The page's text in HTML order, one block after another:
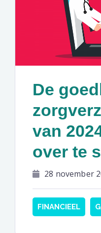
De
van
over te
28 november
FINANCIEEL